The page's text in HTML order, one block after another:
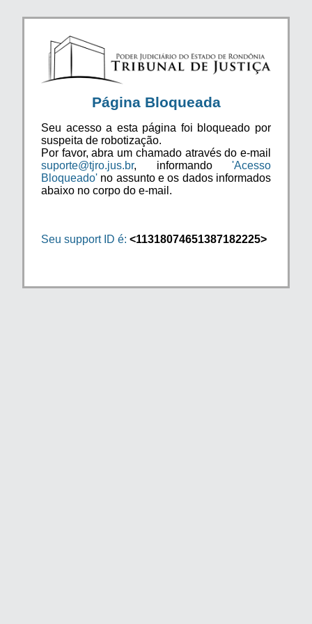
Página Bloqueada
Seu acesso a esta página foi bloqueado por
suspeita de robotização.
Por favor, abra um chamado através do e-mail
suporte@tjro.jus.br, informando 'Acesso
Bloqueado' no assunto e os dados informados
abaixo no corpo do e-mail.
Seu support ID é: <11318074651387182225>